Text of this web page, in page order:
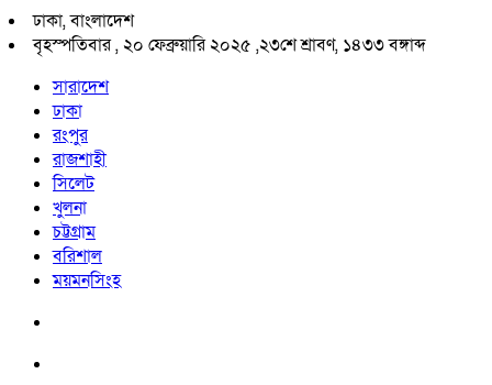
ঢাকা, বাংলাদেশ
বৃহস্পতিবার , ২০ ফেব্রুয়ারি ২০২৫ ,২৩শে শ্রাবণ, ১৪৩৩ বঙ্গাব্দ
সারাদেশ
ঢাকা
রংপুর
রাজশাহী
সিলেট
খুলনা
চট্টগ্রাম
বরিশাল
ময়মনসিংহ